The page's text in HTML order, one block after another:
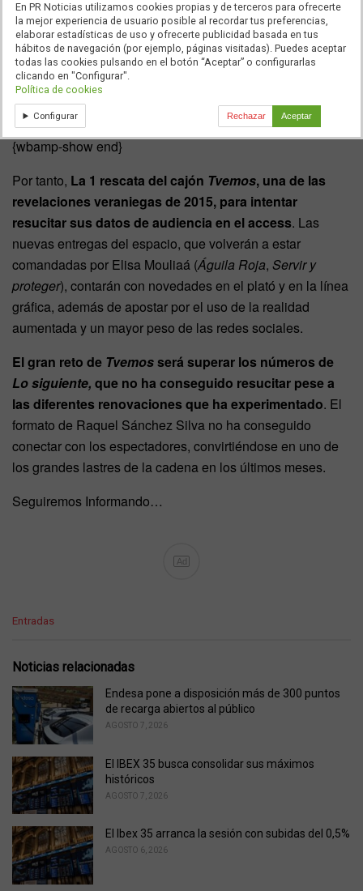
{wbamp-show end}
Por tanto, La 1 rescata del cajón Tvemos, una de las
revelaciones veraniegas de 2015, para intentar
resucitar sus datos de audiencia en el access. Las
nuevas entregas del espacio, que volverán a estar
comandadas por Elisa Mouliaá (Águila Roja, Servir y
proteger), contarán con novedades en el plató y en la línea
gráfica, además de apostar por el uso de la realidad
aumentada y un mayor peso de las redes sociales.
El gran reto de Tvemosserá superar los números de
Lo siguiente, que no ha conseguido resucitar pese a
las diferentes renovaciones que ha experimentado. El
formato de Raquel Sánchez Silva no ha conseguido
conectar con los espectadores, convirtiéndose en uno de
los grandes lastres de la cadena en los últimos meses.
Seguiremos Informando…
Ad
C
e
o
r
i
:
Entradas
Noticias relacionadas
Endesa pone a disposición más de 300 puntos
de recarga abiertos al público
AGOSTO 7, 2026
El IBEX 35 busca consolidar sus máximos
históricos
AGOSTO 7, 2026
El Ibex 35 arranca la sesión con subidas del 0,5%
AGOSTO 6, 2026
En PR Noticias utilizamos cookies propias y de terceros para ofrecerte
la mejor experiencia de usuario posible al recordar tus preferencias,
elaborar estadísticas de uso y ofrecerte publicidad basada en tus
hábitos de navegación (por ejemplo, páginas visitadas). Puedes aceptar
todas las cookies pulsando en el botón “Aceptar” o configurarlas
clicando en "Configurar".
Política de cookies
Configurar Rechazar Aceptar